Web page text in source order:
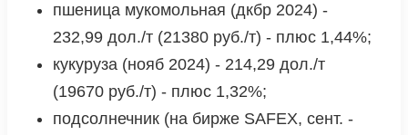
пшеница мукомольная (дкбр 2024) -
232,99 дол./т (21380 руб./т) - плюс 1,44%;
кукуруза (нояб 2024) - 214,29 дол./т
(19670 руб./т) - плюс 1,32%;
подсолнечник (на бирже SAFEX, сент. -